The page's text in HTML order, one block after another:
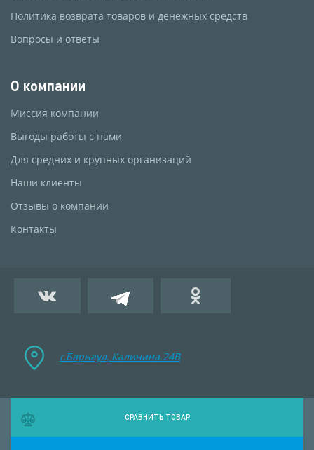
Политика возврата товаров и денежных средств
Вопросы и ответы
О компании
Миссия компании
Выгоды работы с нами
Для средних и крупных организаций
Наши клиенты
Отзывы о компании
Контакты
г.Барнаул, Калинина 24B
СРАВНИТЬ ТОВАР